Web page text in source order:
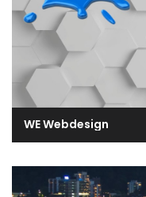
WE Webdesign